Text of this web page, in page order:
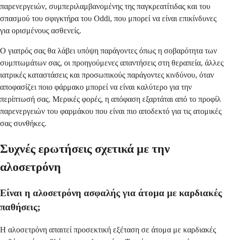
παρενεργειών, συμπεριλαμβανομένης της παγκρεατίτιδας και του
σπασμού του σφιγκτήρα του Oddi, που μπορεί να είναι επικίνδυνες
για ορισμένους ασθενείς.
Ο γιατρός σας θα λάβει υπόψη παράγοντες όπως η σοβαρότητα των
συμπτωμάτων σας, οι προηγούμενες απαντήσεις στη θεραπεία, άλλες
ιατρικές καταστάσεις και προσωπικούς παράγοντες κινδύνου, όταν
αποφασίζει ποιο φάρμακο μπορεί να είναι καλύτερο για την
περίπτωσή σας. Μερικές φορές, η απόφαση εξαρτάται από το προφίλ
παρενεργειών του φαρμάκου που είναι πιο αποδεκτό για τις ατομικές
σας συνθήκες.
Συχνές ερωτήσεις σχετικά με την
αλοσετρόνη
Είναι η αλοσετρόνη ασφαλής για άτομα με καρδιακές
παθήσεις;
Η αλοσετρόνη απαιτεί προσεκτική εξέταση σε άτομα με καρδιακές